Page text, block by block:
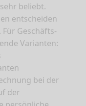
beliebt.
entscheiden
. Für Geschäfts-
Varianten:
bei der
der